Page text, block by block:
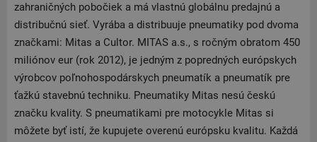
zahraničných pobočiek a má vlastnú globálnu predajnú a
distribučnú sieť. Vyrába a distribuuje pneumatiky pod dvoma
značkami: Mitas a Cultor. MITAS a.s., s ročným obratom 450
miliónov eur (rok 2012), je jedným z popredných európskych
výrobcov poľnohospodárskych pneumatík a pneumatík pre
ťažkú stavebnú techniku. Pneumatiky Mitas nesú českú
značku kvality. S pneumatikami pre motocykle Mitas si
môžete byť istí, že kupujete overenú európsku kvalitu. Každá